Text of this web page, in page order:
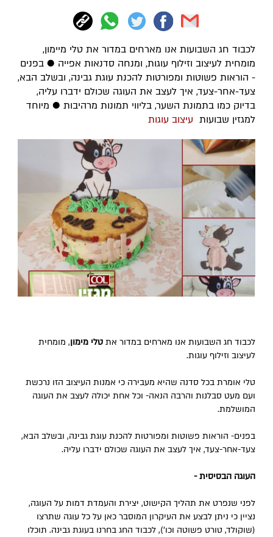
לכבוד חג השבועות אנו מארחים במדור את טלי מיימון,
מומחית לעיצוב וזילוף עוגות, ומנחה סדנאות אפייה ● בפנים
- הוראות פשוטות ומפורטות להכנת עוגת גבינה, ובשלב הבא,
צעד-אחר-צעד, איך לעצב את העוגה שכולם ידברו עליה,
בדיוק כמו בתמונת השער, בליווי תמונות מרהיבות ● מיוחד
למגזין שבועות עיצוב עוגות
לכבוד חג השבועות אנו מארחים במדור אתטלי מימון, מומחית
לעיצוב וזילוף עוגות.
טלי אומרת בכל סדנה שהיא מעבירה כי אמנות העיצוב הזו נרכשת
ועם מעט סבלנות והרבה הנאה- וכל אחת יכולה לעצב את העוגה
המושלמת.
בפנים- הוראות פשוטות ומפורטות להכנת עוגת גבינה, ובשלב הבא,
צעד-אחר-צעד, איך לעצב את העוגה שכולם ידברו עליה.
העוגה הבסיסית -
לפני שנפרט את תהליך הקישוט, יצירת והעמדת דמות על העוגה,
נציין כי ניתן לבצע את העיקרון המוסבר כאן על כל עוגה שתרצו
(שוקולד, טורט פשוטה וכו'), לכבוד החג בחרנו בעוגת גבינה. תוכלו